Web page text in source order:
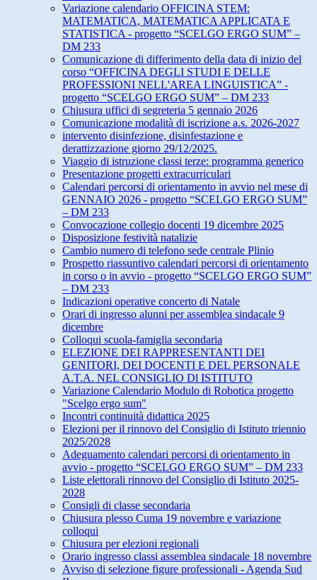
Variazione calendario OFFICINA STEM:
MATEMATICA, MATEMATICA APPLICATA E
STATISTICA - progetto “SCELGO ERGO SUM” –
DM 233
Comunicazione di differimento della data di inizio del
corso “OFFICINA DEGLI STUDI E DELLE
PROFESSIONI NELL'AREA LINGUISTICA” -
progetto “SCELGO ERGO SUM” – DM 233
Chiusura uffici di segreteria 5 gennaio 2026
Comunicazione modalità di iscrizione a.s. 2026-2027
intervento disinfezione, disinfestazione e
derattizzazione giorno 29/12/2025.
Viaggio di istruzione classi terze: programma generico
Presentazione progetti extracurriculari
Calendari percorsi di orientamento in avvio nel mese di
GENNAIO 2026 - progetto “SCELGO ERGO SUM”
– DM 233
Convocazione collegio docenti 19 dicembre 2025
Disposizione festività natalizie
Cambio numero di telefono sede centrale Plinio
Prospetto riassuntivo calendari percorsi di orientamento
in corso o in avvio - progetto “SCELGO ERGO SUM”
– DM 233
Indicazioni operative concerto di Natale
Orari di ingresso alunni per assemblea sindacale 9
dicembre
Colloqui scuola-famiglia secondaria
ELEZIONE DEI RAPPRESENTANTI DEI
GENITORI, DEI DOCENTI E DEL PERSONALE
A.T.A. NEL CONSIGLIO Dl ISTITUTO
Variazione Calendario Modulo di Robotica progetto
"Scelgo ergo sum"
Incontri continuità didattica 2025
Elezioni per il rinnovo del Consiglio di Istituto triennio
2025/2028
Adeguamento calendari percorsi di orientamento in
avvio - progetto “SCELGO ERGO SUM” – DM 233
Liste elettorali rinnovo del Consiglio di Istituto 2025-
2028
Consigli di classe secondaria
Chiusura plesso Cuma 19 novembre e variazione
colloqui
Chiusura per elezioni regionali
Orario ingresso classi assemblea sindacale 18 novembre
Avviso di selezione figure professionali - Agenda Sud